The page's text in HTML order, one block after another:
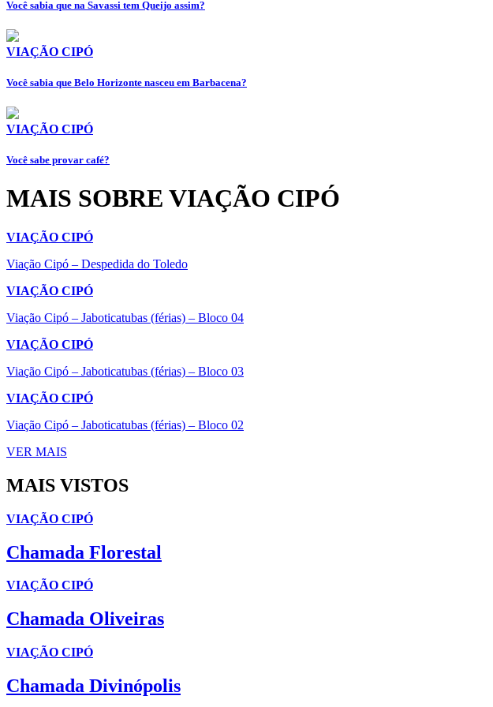
Você sabia que na Savassi tem Queijo assim?
VIAÇÃO CIPÓ
Você sabia que Belo Horizonte nasceu em Barbacena?
VIAÇÃO CIPÓ
Você sabe provar café?
MAIS SOBRE VIAÇÃO CIPÓ
VIAÇÃO CIPÓ
Viação Cipó – Despedida do Toledo
VIAÇÃO CIPÓ
Viação Cipó – Jaboticatubas (férias) – Bloco 04
VIAÇÃO CIPÓ
Viação Cipó – Jaboticatubas (férias) – Bloco 03
VIAÇÃO CIPÓ
Viação Cipó – Jaboticatubas (férias) – Bloco 02
VER MAIS
MAIS VISTOS
VIAÇÃO CIPÓ
Chamada Florestal
VIAÇÃO CIPÓ
Chamada Oliveiras
VIAÇÃO CIPÓ
Chamada Divinópolis